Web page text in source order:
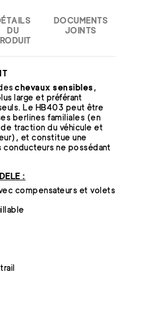
DU
DOCUMENTS
JOINTS
chevaux sensibles,
large et préférant
Le HB403 peut être
berlines familiales (en
traction du véhicule et
et constitue une
conducteurs ne possédant
:
compensateurs et volets